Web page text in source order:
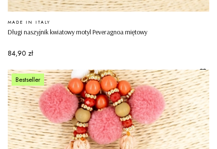
Długi naszyjnik kwiatowy motyl Peveragnoa miętowy
PRODUCENT
MADE IN ITALY
Cena
84,90 zł
Bestseller